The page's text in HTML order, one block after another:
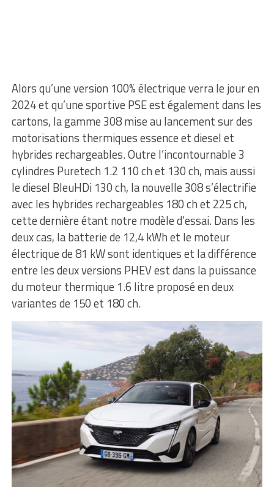
Alors qu’une version 100% électrique verra le jour en
2024 et qu’une sportive PSE est également dans les
cartons, la gamme 308 mise au lancement sur des
motorisations thermiques essence et diesel et
hybrides rechargeables. Outre l’incontournable 3
cylindres Puretech 1.2 110 ch et 130 ch, mais aussi
le diesel BleuHDi 130 ch, la nouvelle 308 s’électrifie
avec les hybrides rechargeables 180 ch et 225 ch,
cette dernière étant notre modèle d’essai. Dans les
deux cas, la batterie de 12,4 kWh et le moteur
électrique de 81 kW sont identiques et la différence
entre les deux versions PHEV est dans la puissance
du moteur thermique 1.6 litre proposé en deux
variantes de 150 et 180 ch.